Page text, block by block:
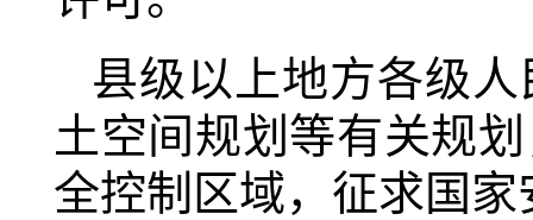
县级以上地方各级
土空间规划等有关规
全控制区域，征求国